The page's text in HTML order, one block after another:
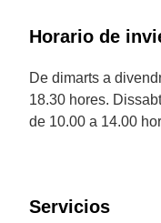
Horario de
De dimarts a
18.30 hores.
de 10.00 a 14.00
Servicios